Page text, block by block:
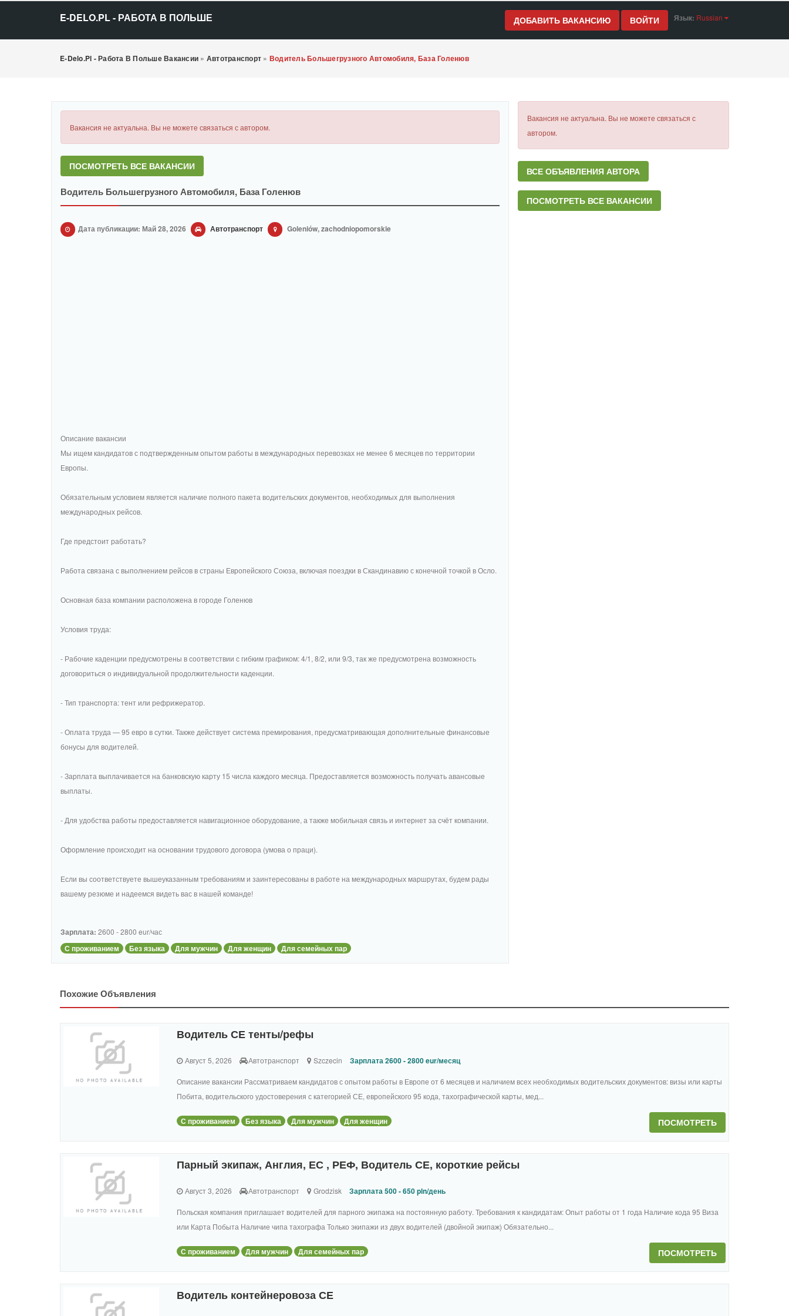
E-DELO.PL - РАБОТА В ПОЛЬШЕ ДОБАВИТЬ ВАКАНСИЮ ВОЙТИ Язык: Russian
E-Delo.pl - Работа В Польше Вакансии » Автотранспорт » Водитель Большегрузного Автомобиля, База Голенюв
Вакансия не актуальна. Вы не можете связаться с автором.
ПОСМОТРЕТЬ ВСЕ ВАКАНСИИ
Водитель Большегрузного Автомобиля, База Голенюв
Дата публикации: Май 28, 2026 Автотранспорт Goleniów, zachodniopomorskie
Описание вакансии
Мы ищем кандидатов с подтвержденным опытом работы в международных перевозках не менее 6 месяцев по территории
Европы.
Обязательным условием является наличие полного пакета водительских документов, необходимых для выполнения
международных рейсов.
Где предстоит работать?
Работа связана с выполнением рейсов в страны Европейского Союза, включая поездки в Скандинавию с конечной точкой в Осло.
Основная база компании расположена в городе Голенюв
Условия труда:
- Рабочие каденции предусмотрены в соответствии с гибким графиком: 4/1, 8/2, или 9/3, так же предусмотрена возможность
договориться о индивидуальной продолжительности каденции.
- Тип транспорта: тент или рефрижератор.
- Оплата труда — 95 евро в сутки. Также действует система премирования, предусматривающая дополнительные финансовые
бонусы для водителей.
- Зарплата выплачивается на банковскую карту 15 числа каждого месяца. Предоставляется возможность получать авансовые
выплаты.
- Для удобства работы предоставляется навигационное оборудование, а также мобильная связь и интернет за счёт компании.
Оформление происходит на основании трудового договора (умова о праци).
Если вы соответствуете вышеуказанным требованиям и заинтересованы в работе на международных маршрутах, будем рады
вашему резюме и надеемся видеть вас в нашей команде!
Зарплата: 2600 - 2800 eur/час
С проживанием Без языка Для мужчин Для женщин Для семейных пар
Вакансия не актуальна. Вы не можете связаться с
автором.
ВСЕ ОБЪЯВЛЕНИЯ АВТОРА
ПОСМОТРЕТЬ ВСЕ ВАКАНСИИ
Похожие Объявления
Водитель СЕ тенты/рефы
Август 5, 2026 Автотранспорт Szczecin Зарплата 2600 - 2800 eur/месяц
Описание вакансии Рассматриваем кандидатов с опытом работы в Европе от 6 месяцев и наличием всех необходимых водительских документов: визы или карты
Побита, водительского удостоверения с категорией СЕ, европейского 95 кода, тахографической карты, мед...
С проживанием Без языка Для мужчин Для женщин ПОСМОТРЕТЬ
Парный экипаж, Англия, ЕС , РЕФ, Водитель СЕ, короткие рейсы
Август 3, 2026 Автотранспорт Grodzisk Зарплата 500 - 650 pln/день
Польская компания приглашает водителей для парного экипажа на постоянную работу. Требования к кандидатам: Опыт работы от 1 года Наличие кода 95 Виза
или Карта Побыта Наличие чипа тахографа Только экипажи из двух водителей (двойной экипаж) Обязательно...
С проживанием Для мужчин Для семейных пар ПОСМОТРЕТЬ
Водитель контейнеровоза СЕ